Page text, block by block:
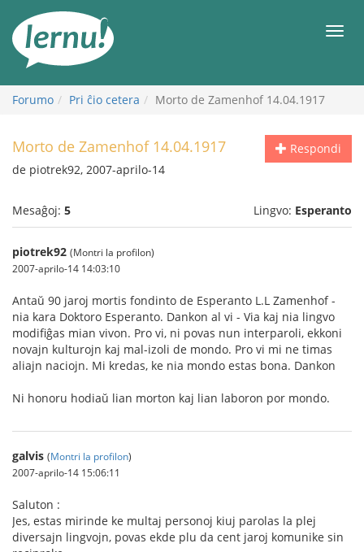
enhavo
Forumo Pri ĉio cetera Morto de Zamenhof 14.04.1917
Respondi
Morto de Zamenhof 14.04.1917
de piotrek92, 2007-aprilo-14
Mesaĝoj: 5 Lingvo: Esperanto
piotrek92 (Montri la profilon)
2007-aprilo-14 14:03:10
Antaŭ 90 jaroj mortis fondinto de Esperanto L.L Zamenhof -
nia kara Doktoro Esperanto. Dankon al vi - Via kaj nia lingvo
modifiĝas mian vivon. Pro vi, ni povas nun interparoli, ekkoni
novajn kulturojn kaj mal-izoli de mondo. Pro vi mi ne timas
aliajn naciojn. Mi kredas, ke nia mondo estas bona. Dankon
Ni honoru hodiaŭ lian morton kaj lian laboron por mondo.
galvis (Montri la profilon)
2007-aprilo-14 15:06:11
Saluton :
Jes, estas mirinde ke multaj personoj kiuj parolas la plej
diversajn lingvojn, povas ekde plu da cent jaroj komunike sin